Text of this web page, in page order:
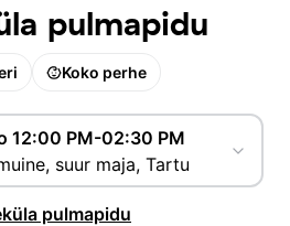
pulmapidu
Koko perhe
12:00 PM-02:30 PM
suur maja, Tartu
pulmapidu